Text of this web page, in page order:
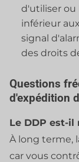
d'utiliser ou
inférieur
signal
des droits
Questions
d'expédition
Le DDP est-il
À long terme,
car vous